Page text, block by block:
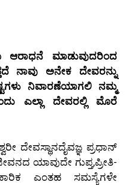
ಆರಾಧನೆ ಮಾಡುವುದರಿಂದ
ನಾವು ಅನೇಕ ದೇವರನ್ನು
ನಿವಾರಣೆಯಾಗಲಿ ನಮ್ಮ
ಎಲ್ಲಾ ದೇವರಲ್ಲಿ ಮೊರೆ
ದೇವಸ್ಥಾನದೈವಜ್ಞ ಪ್ರಧಾನ್
ಯಾವುದೇ ಗುಪ್ತ,ಪ್ರೀತಿ-
ಎಂತಹ ಸಮಸ್ಯೆಗಳೇ